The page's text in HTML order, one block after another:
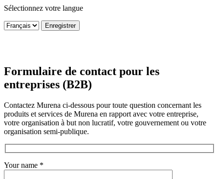
Sélectionnez votre langue
Enregistrer
Formulaire de contact pour les
entreprises (B2B)
Contactez Murena ci-dessous pour toute question concernant les
produits et services de Murena en rapport avec votre entreprise,
votre organisation à but non lucratif, votre gouvernement ou votre
organisation semi-publique.
Your name *